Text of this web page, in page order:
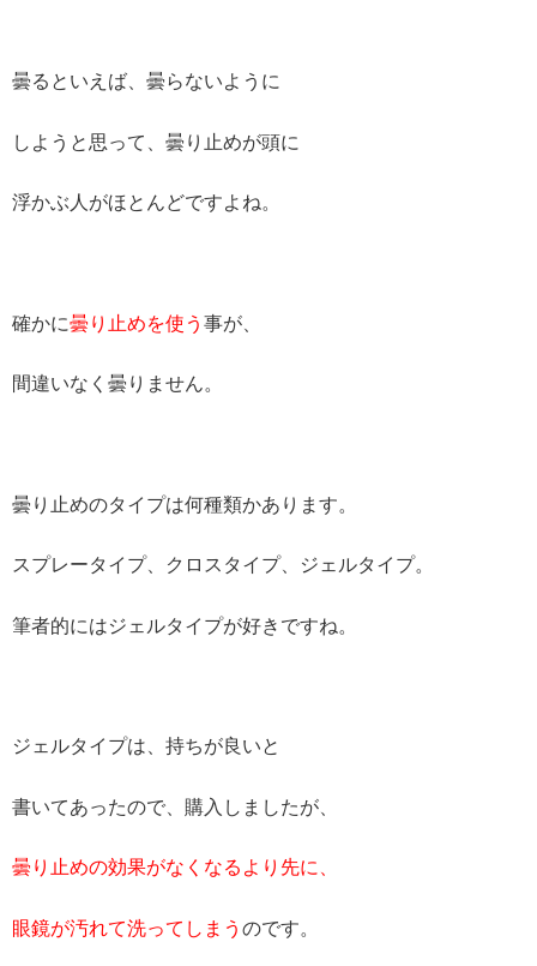
曇るといえば、曇らないように
しようと思って、曇り止めが頭に
浮かぶ人がほとんどですよね。
確かに曇り止めを使う 事が、
間違いなく曇りません。
曇り止めのタイプは何種類かあります。
スプレータイプ、クロスタイプ、ジェルタイプ。
筆者的にはジェルタイプが好きですね。
ジェルタイプは、持ちが良いと
書いてあったので、購入しましたが、
曇り止めの効果がなくなるより先に、
眼鏡が汚れて洗ってしまう のです。